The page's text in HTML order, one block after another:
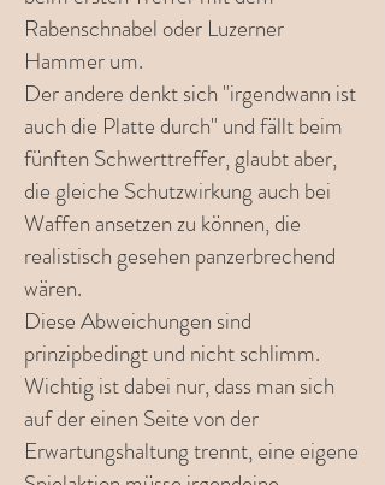
Rabenschnabel oder Luzerner
Hammer um.
Der andere denkt sich "irgendwann ist
auch die Platte durch" und fällt beim
fünften Schwerttreffer, glaubt aber,
die gleiche Schutzwirkung auch bei
Waffen ansetzen zu können, die
realistisch gesehen panzerbrechend
wären.
Diese Abweichungen sind
prinzipbedingt und nicht schlimm.
Wichtig ist dabei nur, dass man sich
auf der einen Seite von der
Erwartungshaltung trennt, eine eigene